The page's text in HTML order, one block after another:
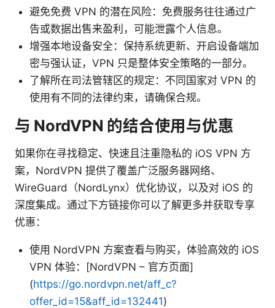
避免免费 VPN 的潜在风险：免费服务往往通过广
告或数据出售来盈利，可能泄露个人信息。
增强本地设备安全：保持系统更新、开启设备端加
密与强认证，VPN 只是整体安全策略的一部分。
了解所在司法管辖区的规定：不同国家对 VPN 的
使用有不同的法律约束，请确保合规。
与 NordVPN 的结合使用与优惠
如果你在寻找稳定、快速且注重隐私的 iOS VPN 方
案，NordVPN 提供了覆盖广泛服务器网络、
WireGuard（NordLynx）优化协议，以及对 iOS 的
深度集成。通过下方链接你可以了解更多并获取专享
优惠：
使用 NordVPN 方案查看与购买，体验高效的 iOS
VPN 体验：[NordVPN – 官方页面]
(https://go.nordvpn.net/aff_c?
offer_id=15&aff_id=132441)